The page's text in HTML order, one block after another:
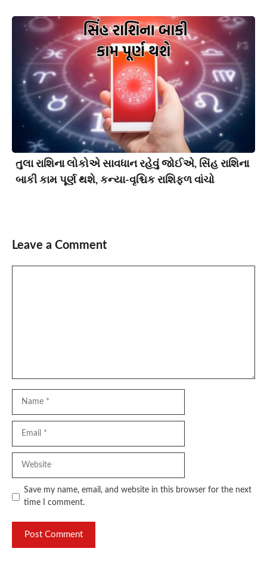
તુલા રાશિના લોકોએ સાવધાન રહેવું જોઈએ, સિંહ રાશિના
બાકી કામ પૂર્ણ થશે, કન્યા-વૃશ્ચિક રાશિફળ વાંચો
Leave a Comment
Save my name, email, and website in this browser for the next
time I comment.